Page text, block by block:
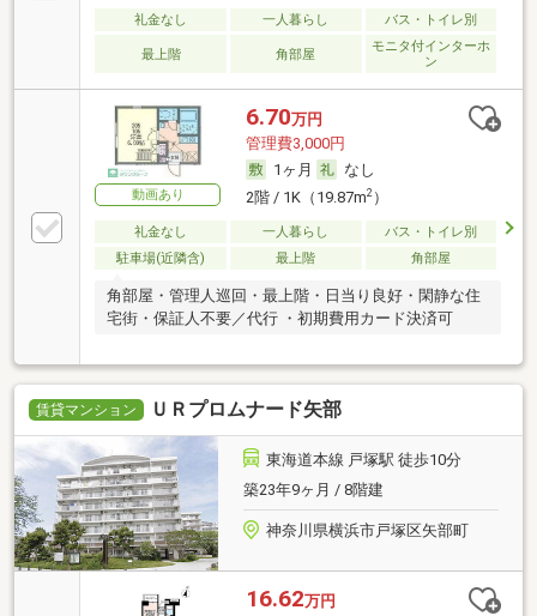
礼金なし 一人暮らし バス・トイレ別
最上階 角部屋
モニタ付インターホ
ン
動画あり
6.70万円
管理費3,000円
1ヶ月
なし
2階 / 1K（19.87m2）
礼金なし 一人暮らし
バス・トイレ別
駐車場(近隣含)
最上階 角部屋
角部屋・管理人巡回・最上階・日当り良好・閑静な住
宅街・保証人不要／代行 ・初期費用カード決済可
賃貸マンション ＵＲプロムナード矢部
東海道本線 戸塚駅 徒歩10分
築23年9ヶ月 / 8階建
神奈川県横浜市戸塚区矢部町
16.62万円